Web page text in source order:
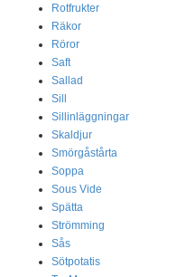
Rotfrukter
Räkor
Röror
Saft
Sallad
Sill
Sillinläggningar
Skaldjur
Smörgåstårta
Soppa
Sous Vide
Spätta
Strömming
Sås
Sötpotatis